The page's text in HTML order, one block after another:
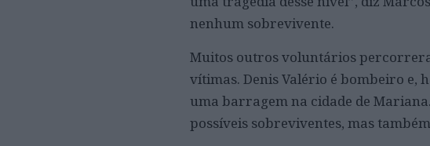
nenhum sobrevivente.
Muitos outros voluntários
vítimas. Denis Valério é bombeiro e,
uma barragem na cidade de
possíveis sobreviventes, mas